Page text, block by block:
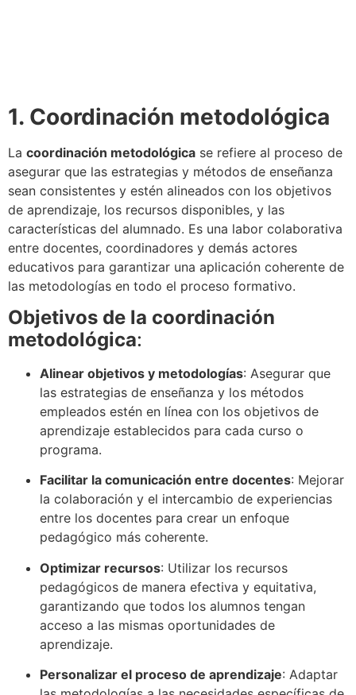
1. Coordinación metodológica
La coordinación metodológica se refiere al proceso de
asegurar que las estrategias y métodos de enseñanza
sean consistentes y estén alineados con los objetivos
de aprendizaje, los recursos disponibles, y las
características del alumnado. Es una labor colaborativa
entre docentes, coordinadores y demás actores
educativos para garantizar una aplicación coherente de
las metodologías en todo el proceso formativo.
Objetivos de la coordinación
metodológica:
Alinear objetivos y metodologías: Asegurar que
las estrategias de enseñanza y los métodos
empleados estén en línea con los objetivos de
aprendizaje establecidos para cada curso o
programa.
Facilitar la comunicación entre docentes: Mejorar
la colaboración y el intercambio de experiencias
entre los docentes para crear un enfoque
pedagógico más coherente.
Optimizar recursos: Utilizar los recursos
pedagógicos de manera efectiva y equitativa,
garantizando que todos los alumnos tengan
acceso a las mismas oportunidades de
aprendizaje.
Personalizar el proceso de aprendizaje: Adaptar